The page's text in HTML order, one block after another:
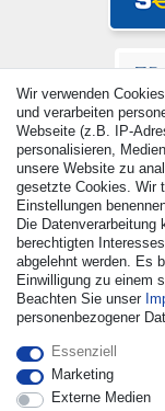
© Copyright
vorbehalten.
Grundpreise
Deutschland!
Wir verwenden
und verarbeiten
Webseite (z.B. IP-
personalisieren,
unsere Website zu
gesetzte Cookies. Wir
Einstellungen
Die Datenverarbeitung
berechtigten
abgelehnt werden. Es
Einwilligung zu einem
Beachten Sie unser
personenbezogener
Essenziell
Marketing
Externe Medien